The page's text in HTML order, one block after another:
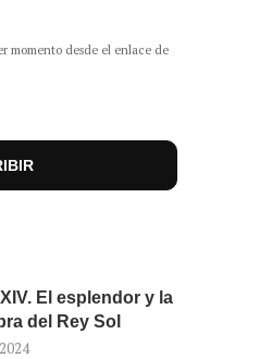
momento desde el enlace de
El esplendor y la
del Rey Sol